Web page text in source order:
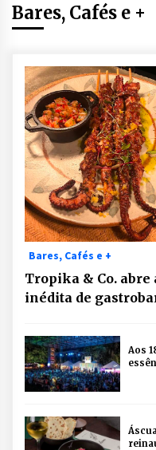
Bares, Cafés e +
Bares, Cafés e +
Tropika & Co. abre
inédita de
Aos